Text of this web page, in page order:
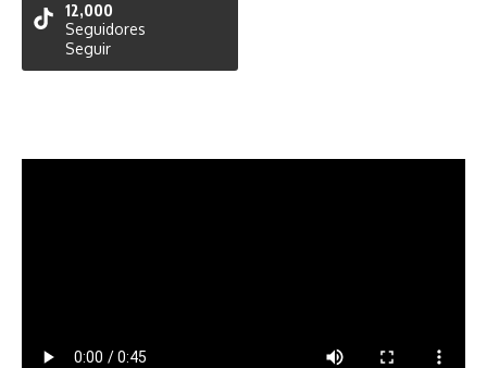
12,000
Seguidores
Seguir